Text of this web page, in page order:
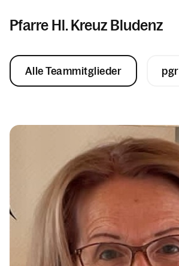
Pfarre Hl. Kreuz Bludenz
Informationen
Herzlich willkommen!
Was wir glauben
Ich bin neu hier
Pfarrliche Gruppen
Organisation der Pfarre Hl. Kreuz
Unsere Kirchen und Filialkirchen
Alle Teammitglieder pgr